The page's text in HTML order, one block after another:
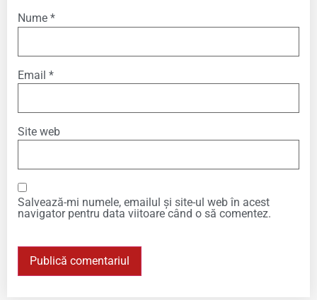
Nume *
Email *
Site web
Salvează-mi numele, emailul și site-ul web în acest
navigator pentru data viitoare când o să comentez.